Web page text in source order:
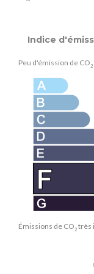
Indice
Peu d'émission de CO 2
Émissions de CO 2 très